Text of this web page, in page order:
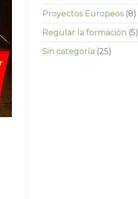
Proyectos Europeos(8)
Regular la formación (5)
Sin categoría (25)